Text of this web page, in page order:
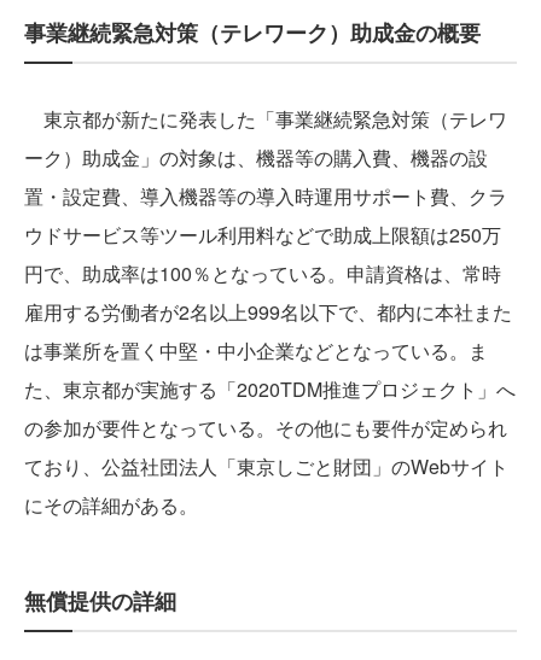
事業継続緊急対策（テレワーク）助成金の概要
東京都が新たに発表した「事業継続緊急対策（テレワ
ーク）助成金」の対象は、機器等の購入費、機器の設
置・設定費、導入機器等の導入時運用サポート費、クラ
ウドサービス等ツール利用料などで助成上限額は250万
円で、助成率は100％となっている。申請資格は、常時
雇用する労働者が2名以上999名以下で、都内に本社また
は事業所を置く中堅・中小企業などとなっている。ま
た、東京都が実施する「2020TDM推進プロジェクト」へ
の参加が要件となっている。その他にも要件が定められ
ており、公益社団法人「東京しごと財団」のWebサイト
にその詳細がある。
無償提供の詳細